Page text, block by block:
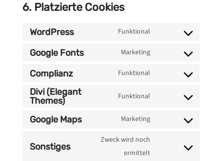
6. Platzierte Cookies
WordPress Funktional
wordpress
Google Fonts Marketing
Complianz Funktional
complianz
Divi (Elegant
Themes)
Funktional
Google Maps Marketing
Sonstiges
Zweck wird noch
ermittelt